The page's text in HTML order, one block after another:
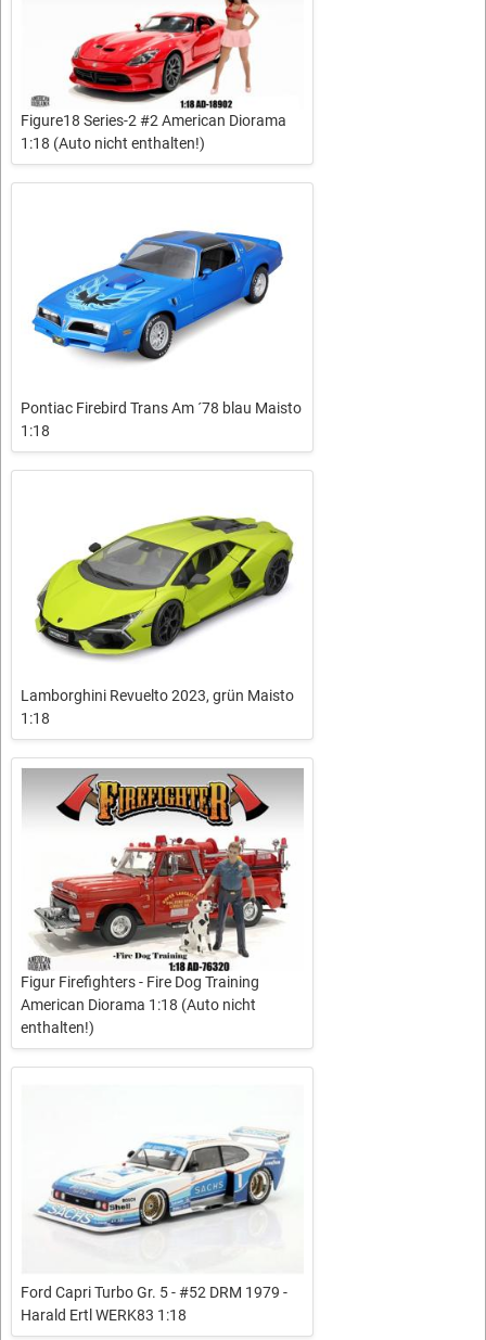
Figure18 Series-2 #2 American Diorama
1:18 (Auto nicht enthalten!)
Pontiac Firebird Trans Am ´78 blau Maisto
1:18
Lamborghini Revuelto 2023, grün Maisto
1:18
Figur Firefighters - Fire Dog Training
American Diorama 1:18 (Auto nicht
enthalten!)
Ford Capri Turbo Gr. 5 - #52 DRM 1979 -
Harald Ertl WERK83 1:18